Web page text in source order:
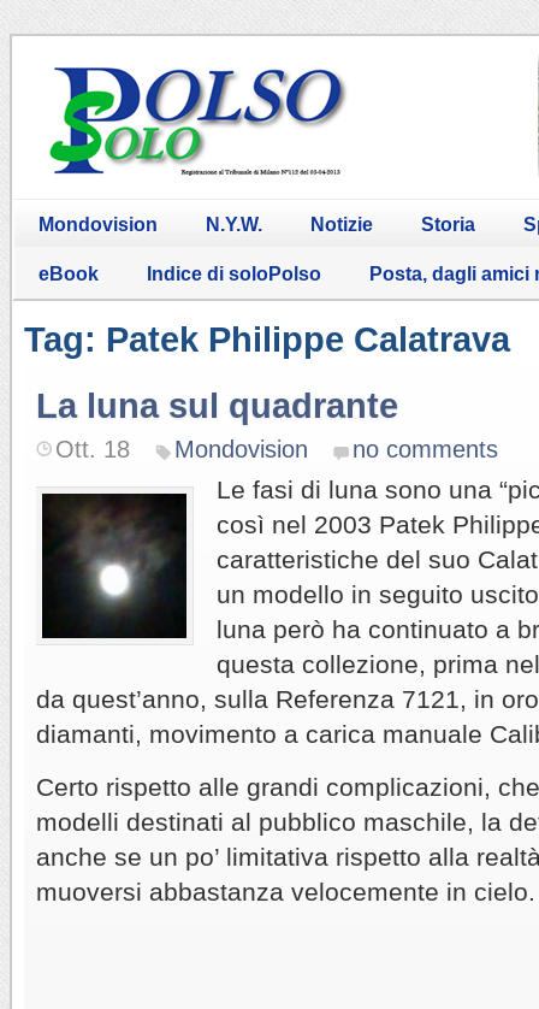
Mondovision N.Y.W. Notizie Storia
eBook Indice di soloPolso Posta, dagli amici
Tag: Patek Philippe Calatrava
La luna sul quadrante
Ott. 18 Mondovision no comments
Le fasi di luna sono una
così nel 2003 Patek
caratteristiche del suo
un modello in seguito
luna però ha continuato a
questa collezione, prima
da quest’anno, sulla Referenza 7121, in
diamanti, movimento a carica manuale
Certo rispetto alle grandi complicazioni,
modelli destinati al pubblico maschile, la
anche se un po’ limitativa rispetto alla
muoversi abbastanza velocemente in cielo.